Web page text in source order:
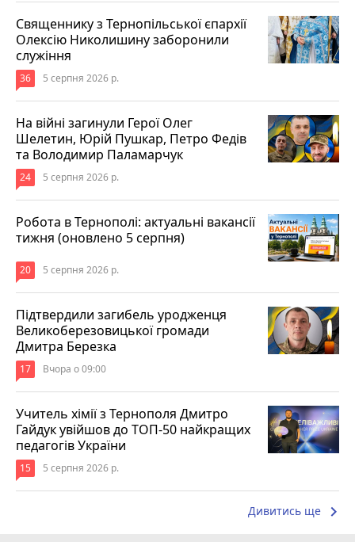
Священнику з Тернопільської єпархії
Олексію Николишину заборонили
служіння
36 5 серпня 2026 р.
На війні загинули Герої Олег
Шелетин, Юрій Пушкар, Петро Федів
та Володимир Паламарчук
24 5 серпня 2026 р.
Робота в Тернополі: актуальні вакансії
тижня (оновлено 5 серпня)
20 5 серпня 2026 р.
Підтвердили загибель уродженця
Великоберезовицької громади
Дмитра Березка
17 Вчора о 09:00
Учитель хімії з Тернополя Дмитро
Гайдук увійшов до ТОП-50 найкращих
педагогів України
15 5 серпня 2026 р.
Дивитись ще keyboard_arrow_right